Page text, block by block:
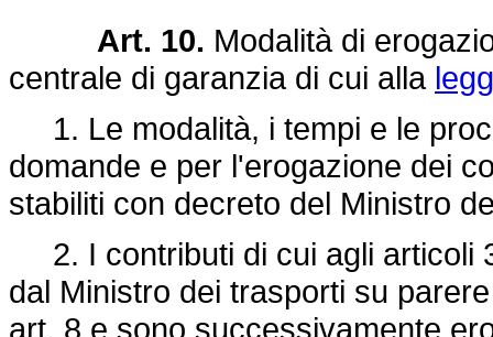
Art. 10. Modalità di
centrale di garanzia di cui alla
1. Le modalità, i tempi e le
domande e per l'erogazione dei
stabiliti con decreto del Ministro
2. I contributi di cui agli articoli
dal Ministro dei trasporti su
art. 8 e sono successivamente